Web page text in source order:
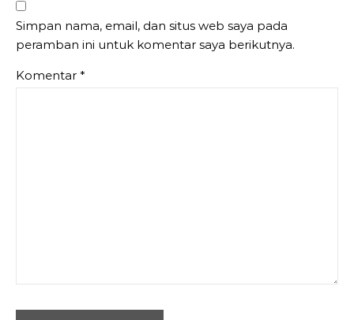
Simpan nama, email, dan situs web saya pada
peramban ini untuk komentar saya berikutnya.
Komentar *